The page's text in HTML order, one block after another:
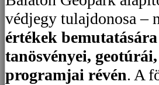
védjegy tulajdonosa –
értékek
tanösvényei, geotúrái,
programjai révén. A